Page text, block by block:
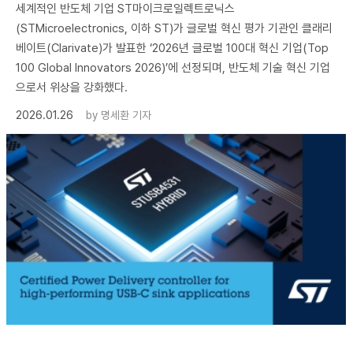
세계적인 반도체 기업 ST마이크로일렉트로닉스
(STMicroelectronics, 이하 ST)가 글로벌 혁신 평가 기관인 클래리
베이트(Clarivate)가 발표한 ‘2026년 글로벌 100대 혁신 기업(Top
100 Global Innovators 2026)’에 선정되며, 반도체 기술 혁신 기업
으로서 위상을 강화했다.
2026.01.26
by 명세환 기자